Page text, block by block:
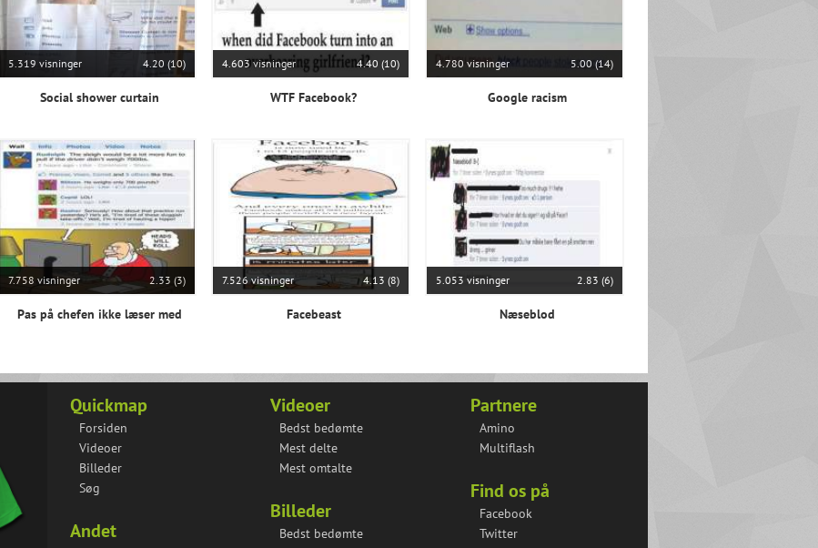
5.319 visninger 4.20 (10)
Social shower curtain
4.603 visninger 4.40 (10)
WTF Facebook?
4.780 visninger 5.00 (14)
Google racism
7.758 visninger 2.33 (3)
Pas på chefen ikke læser med
7.526 visninger 4.13 (8)
Facebeast
5.053 visninger 2.83 (6)
Næseblod
Partnere
Amino
Multiflash
Find os på
Facebook
Twitter
Videoer
Bedst bedømte
Mest delte
Mest omtalte
Billeder
Bedst bedømte
Quickmap
Forsiden
Videoer
Billeder
Søg
Andet